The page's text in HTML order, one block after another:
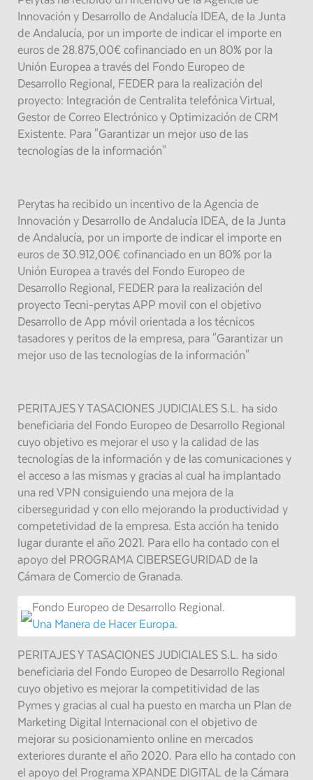
Innovación y Desarrollo de Andalucía IDEA, de la Junta
de Andalucía, por un importe de indicar el importe en
euros de 28.875,00€ cofinanciado en un 80% por la
Unión Europea a través del Fondo Europeo de
Desarrollo Regional, FEDER para la realización del
proyecto: Integración de Centralita telefónica Virtual,
Gestor de Correo Electrónico y Optimización de CRM
Existente. Para "Garantizar un mejor uso de las
tecnologías de la información"
Perytas ha recibido un incentivo de la Agencia de
Innovación y Desarrollo de Andalucía IDEA, de la Junta
de Andalucía, por un importe de indicar el importe en
euros de 30.912,00€ cofinanciado en un 80% por la
Unión Europea a través del Fondo Europeo de
Desarrollo Regional, FEDER para la realización del
proyecto Tecni-perytas APP movil con el objetivo
Desarrollo de App móvil orientada a los técnicos
tasadores y peritos de la empresa, para "Garantizar un
mejor uso de las tecnologías de la información"
PERITAJES Y TASACIONES JUDICIALES S.L. ha sido
beneficiaria del Fondo Europeo de Desarrollo Regional
cuyo objetivo es mejorar el uso y la calidad de las
tecnologías de la información y de las comunicaciones y
el acceso a las mismas y gracias al cual ha implantado
una red VPN consiguiendo una mejora de la
ciberseguridad y con ello mejorando la productividad y
competetividad de la empresa. Esta acción ha tenido
lugar durante el año 2021. Para ello ha contado con el
apoyo del PROGRAMA CIBERSEGURIDAD de la
Cámara de Comercio de Granada.
Fondo Europeo de Desarrollo Regional.
Una Manera de Hacer Europa.
PERITAJES Y TASACIONES JUDICIALES S.L. ha sido
beneficiaria del Fondo Europeo de Desarrollo Regional
cuyo objetivo es mejorar la competitividad de las
Pymes y gracias al cual ha puesto en marcha un Plan de
Marketing Digital Internacional con el objetivo de
mejorar su posicionamiento online en mercados
exteriores durante el año 2020. Para ello ha contado con
el apoyo del Programa XPANDE DIGITAL de la Cámara